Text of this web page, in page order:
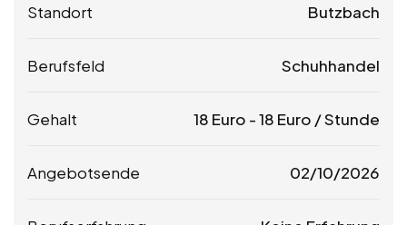
Standort Butzbach
Berufsfeld Schuhhandel
Gehalt 18 Euro -18 Euro / Stunde
Angebotsende 02/10/2026